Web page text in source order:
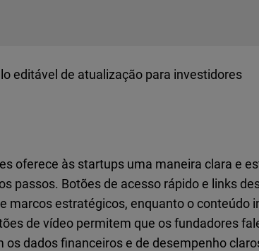
editável de atualização para investidores
oferece às startups uma maneira clara e
passos. Botões de acesso rápido e links
marcos estratégicos, enquanto o conteúdo
de vídeo permitem que os fundadores
dados financeiros e de desempenho